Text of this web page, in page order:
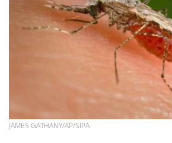
JAMES GATHANY/AP/SIPA